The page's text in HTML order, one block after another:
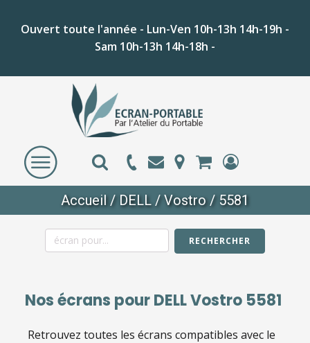
Ouvert toute l'année - Lun-Ven 10h-13h 14h-19h -
Sam 10h-13h 14h-18h -
Accueil/ DELL / Vostro/ 5581
RECHERCHER
Nos écrans pourDELL Vostro 5581
Retrouvez toutes les écrans compatibles avec le